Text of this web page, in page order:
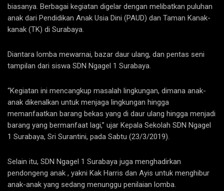
biasanya. Berbagai kegiatan digelar dengan melibatkan puluhan
anak dari Pendidikan Anak Usia Dini (PAUD) dan Taman Kanak-
kanak (TK) di Surabaya.
Diantara lomba mewarnai, bazar daur ulang, dan pentas seni
tampilan dari siswa SDN Ngagel 1 Surabaya.
“Kegiatan ini mencangkup masalah lingkungan, dimana anak-
anak dikenalkan untuk menjaga lingkungan hingga
memanfaatkan barang bekas yang di daur ulang hingga menjadi
barang yang bermanfaat lagi,” ujar Kepala Sekolah SDN Ngagel
1 Surabaya, Sri Surantini, pada Sabtu (23/3/2019).
Selain itu, SDN Ngagel 1 Surabaya juga menghadirkan
pendongeng anak , yakni Kak Harris dan Ayis untuk menghibur
anak-anak yang sedang menunggu penilaian lomba.